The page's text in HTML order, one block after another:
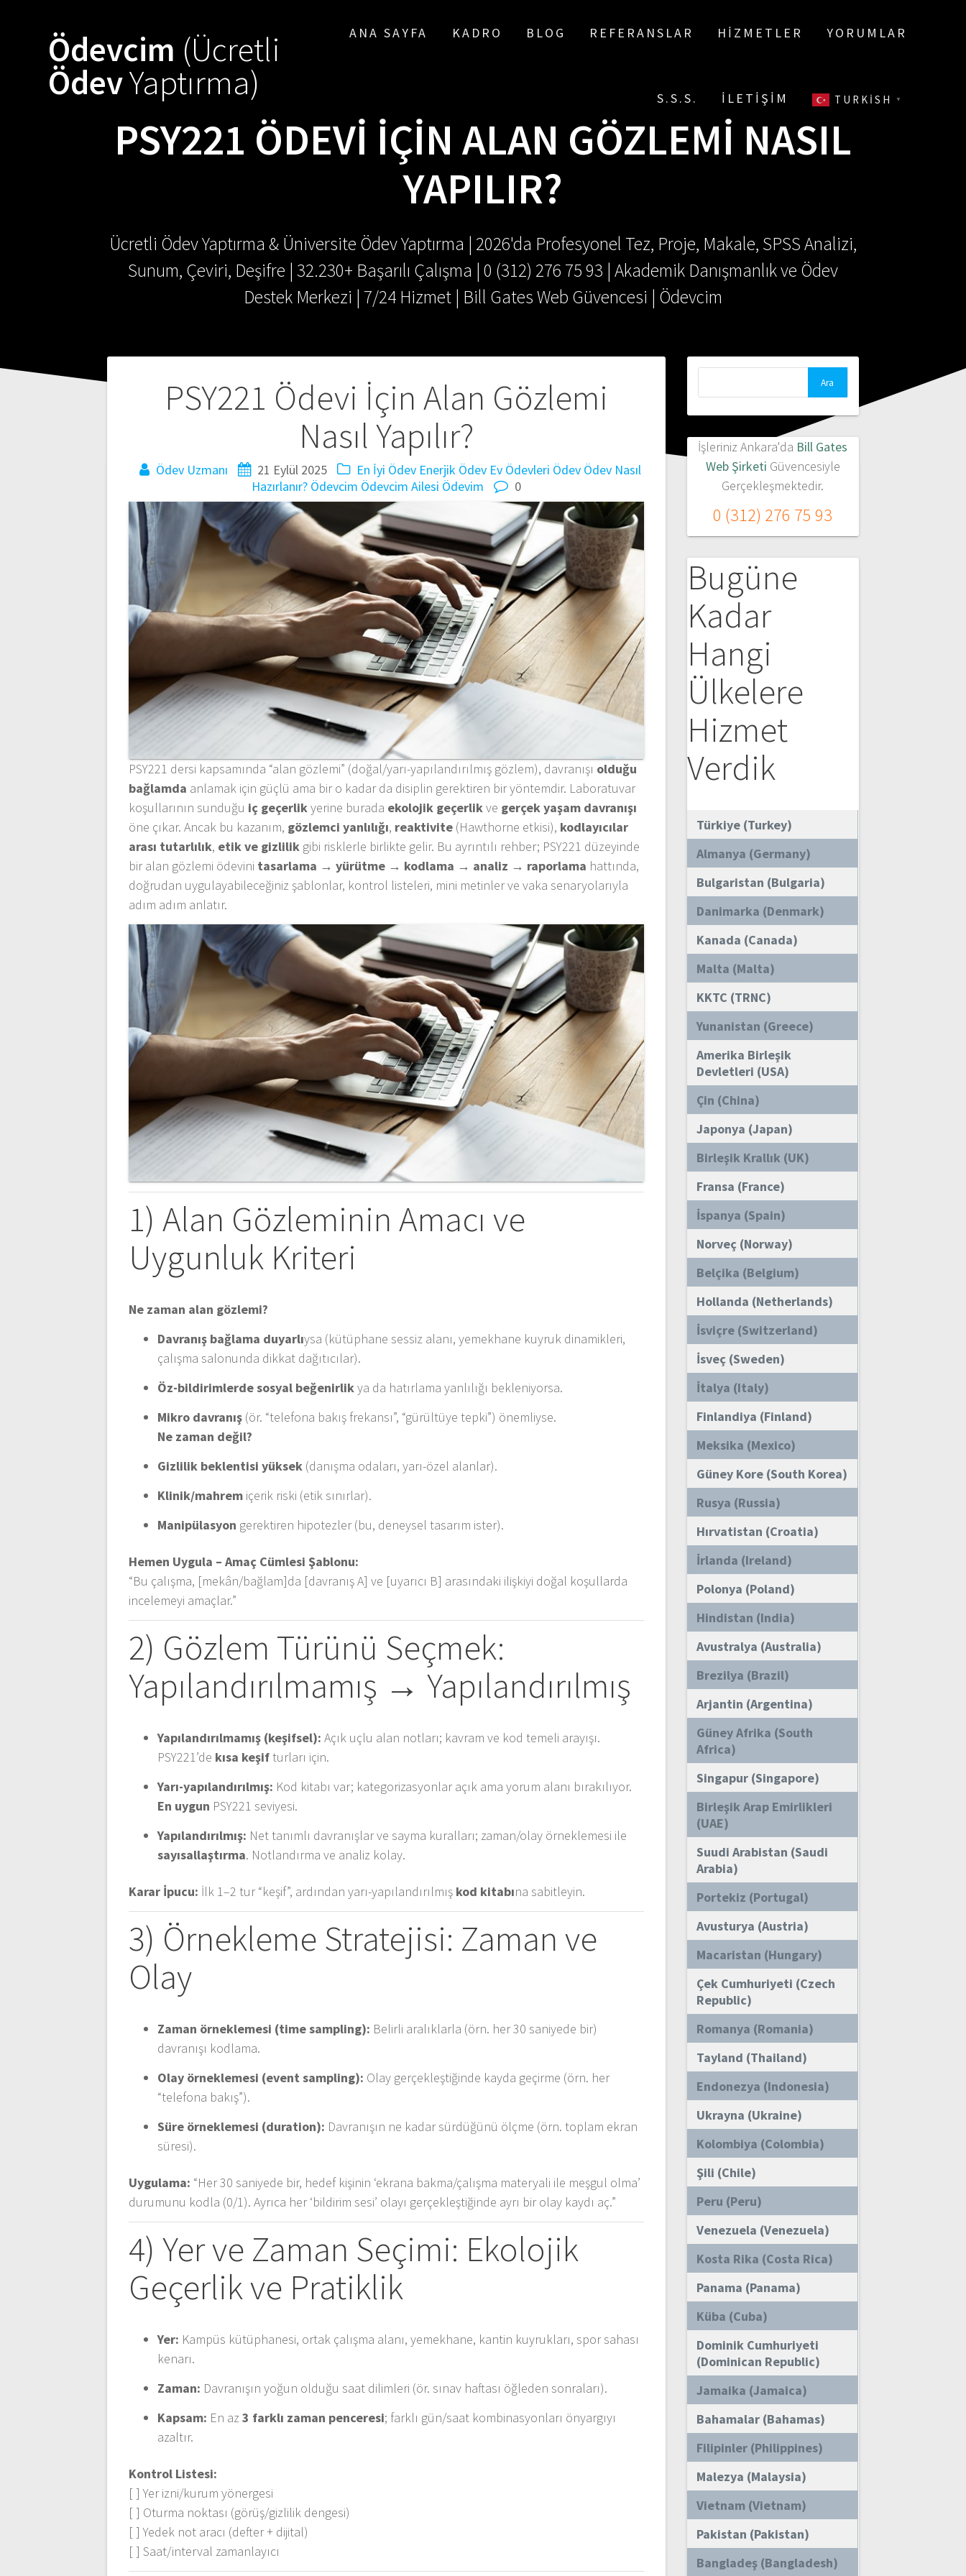
Ödevcim (Ücretli
ÖdevYaptırma)
ANA SAYFA KADRO BLOG REFERANSLAR HIZMETLER YORUMLAR
S.S.S. İLETIŞIM TURKISH ▼
PSY221 ÖDEVI İÇIN ALAN GÖZLEMI NASIL
YAPILIR?
Ücretli Ödev Yaptırma & Üniversite Ödev Yaptırma | 2026'da Profesyonel Tez, Proje, Makale, SPSS Analizi,
Sunum, Çeviri, Deşifre | 32.230+ Başarılı Çalışma | 0 (312) 276 75 93 | Akademik Danışmanlık ve Ödev
Destek Merkezi | 7/24 Hizmet | Bill Gates Web Güvencesi | Ödevcim
PSY221 Ödevi İçin Alan Gözlemi
Nasıl Yapılır?
Ödev Uzmanı 21 Eylül 2025 En İyi Ödev Enerjik Ödev Ev Ödevleri Ödev Ödev Nasıl
Hazırlanır? Ödevcim Ödevcim Ailesi Ödevim 0
PSY221 dersi kapsamında “alan gözlemi” (doğal/yarı-yapılandırılmış gözlem), davranışı olduğu
bağlamda anlamak için güçlü ama bir o kadar da disiplin gerektiren bir yöntemdir. Laboratuvar
koşullarının sunduğu iç geçerlikyerine burada ekolojik geçerlikve gerçek yaşam davranışı
öne çıkar. Ancak bu kazanım, gözlemci yanlılığı, reaktivite (Hawthorne etkisi), kodlayıcılar
arası tutarlılık, etik ve gizlilik gibi risklerle birlikte gelir. Bu ayrıntılı rehber; PSY221 düzeyinde
bir alan gözlemi ödevini tasarlama → yürütme → kodlama → analiz → raporlama hattında,
doğrudan uygulayabileceğiniz şablonlar, kontrol listeleri, mini metinler ve vaka senaryolarıyla
adım adım anlatır.
1) Alan Gözleminin Amacı ve
Uygunluk Kriteri
Ne zaman alan gözlemi?
Davranış bağlama duyarlıysa (kütüphane sessiz alanı, yemekhane kuyruk dinamikleri,
çalışma salonunda dikkat dağıtıcılar).
Öz-bildirimlerde sosyal beğenirlikya da hatırlama yanlılığı bekleniyorsa.
Mikro davranış (ör. “telefona bakış frekansı”, “gürültüye tepki”) önemliyse.
Ne zaman değil?
Gizlilik beklentisi yüksek (danışma odaları, yarı-özel alanlar).
Klinik/mahrem içerik riski (etik sınırlar).
Manipülasyon gerektiren hipotezler (bu, deneysel tasarım ister).
Hemen Uygula – Amaç Cümlesi Şablonu:
“Bu çalışma, [mekân/bağlam]da [davranış A] ve [uyarıcı B] arasındaki ilişkiyi doğal koşullarda
incelemeyi amaçlar.”
2) Gözlem Türünü Seçmek:
Yapılandırılmamış → Yapılandırılmış
Yapılandırılmamış (keşifsel): Açık uçlu alan notları; kavram ve kod temeli arayışı.
PSY221’de kısa keşifturları için.
Yarı-yapılandırılmış: Kod kitabı var; kategorizasyonlar açık ama yorum alanı bırakılıyor.
En uygun PSY221 seviyesi.
Yapılandırılmış: Net tanımlı davranışlar ve sayma kuralları; zaman/olay örneklemesi ile
sayısallaştırma. Notlandırma ve analiz kolay.
Karar İpucu: İlk 1–2 tur “keşif”, ardından yarı-yapılandırılmış kod kitabına sabitleyin.
3) Örnekleme Stratejisi: Zaman ve
Olay
Zaman örneklemesi (time sampling): Belirli aralıklarla (örn. her 30 saniyede bir)
davranışı kodlama.
Olay örneklemesi (event sampling): Olay gerçekleştiğinde kayda geçirme (örn. her
“telefona bakış”).
Süre örneklemesi (duration): Davranışın ne kadar sürdüğünü ölçme (örn. toplam ekran
süresi).
Uygulama: “Her 30 saniyede bir, hedef kişinin ‘ekrana bakma/çalışma materyali ile meşgul olma’
durumunu kodla (0/1). Ayrıca her ‘bildirim sesi’ olayı gerçekleştiğinde ayrı bir olay kaydı aç.”
4) Yer ve Zaman Seçimi: Ekolojik
Geçerlik ve Pratiklik
Yer: Kampüs kütüphanesi, ortak çalışma alanı, yemekhane, kantin kuyrukları, spor sahası
kenarı.
Zaman: Davranışın yoğun olduğu saat dilimleri (ör. sınav haftası öğleden sonraları).
Kapsam: En az3 farklı zaman penceresi; farklı gün/saat kombinasyonları önyargıyı
azaltır.
Kontrol Listesi:
[ ] Yer izni/kurum yönergesi
[ ] Oturma noktası (görüş/gizlilik dengesi)
[ ] Yedek not aracı (defter + dijital)
[ ] Saat/interval zamanlayıcı
Yazı
İşleriniz Ankara'da Bill Gates
Web Şirketi Güvencesiyle
Gerçekleşmektedir.
0 (312) 276 75 93
Bugüne
Kadar
Hangi
Ülkelere
Hizmet
Verdik
Türkiye (Turkey)
Almanya (Germany)
Bulgaristan (Bulgaria)
Danimarka (Denmark)
Kanada (Canada)
Malta (Malta)
KKTC (TRNC)
Yunanistan (Greece)
Amerika Birleşik
Devletleri (USA)
Çin (China)
Japonya (Japan)
Birleşik Krallık (UK)
Fransa (France)
İspanya (Spain)
Norveç (Norway)
Belçika (Belgium)
Hollanda (Netherlands)
İsviçre (Switzerland)
İsveç (Sweden)
İtalya (Italy)
Finlandiya (Finland)
Meksika (Mexico)
Güney Kore (South Korea)
Rusya (Russia)
Hırvatistan (Croatia)
İrlanda (Ireland)
Polonya (Poland)
Hindistan (India)
Avustralya (Australia)
Brezilya (Brazil)
Arjantin (Argentina)
Güney Afrika (South
Africa)
Singapur (Singapore)
Birleşik Arap Emirlikleri
(UAE)
Suudi Arabistan (Saudi
Arabia)
Portekiz (Portugal)
Avusturya (Austria)
Macaristan (Hungary)
Çek Cumhuriyeti (Czech
Republic)
Romanya (Romania)
Tayland (Thailand)
Endonezya (Indonesia)
Ukrayna (Ukraine)
Kolombiya (Colombia)
Şili (Chile)
Peru (Peru)
Venezuela (Venezuela)
Kosta Rika (Costa Rica)
Panama (Panama)
Küba (Cuba)
Dominik Cumhuriyeti
(Dominican Republic)
Jamaika (Jamaica)
Bahamalar (Bahamas)
Filipinler (Philippines)
Malezya (Malaysia)
Vietnam (Vietnam)
Pakistan (Pakistan)
Bangladeş (Bangladesh)